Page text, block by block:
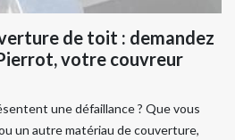
de toit : demandez
votre couvreur
une défaillance ? Que vous
un autre matériau de couverture,